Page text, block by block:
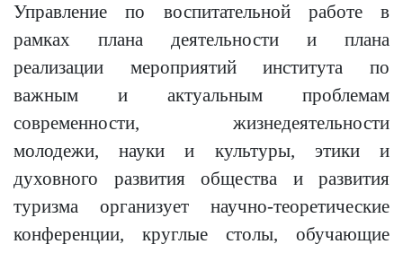
Управление по воспитательной работе в
рамках плана деятельности и плана
реализации мероприятий института по
важным и актуальным проблемам
современности, жизнедеятельности
молодежи, науки и культуры, этики и
духовного развития общества и развития
туризма организует научно-теоретические
конференции, круглые столы, обучающие